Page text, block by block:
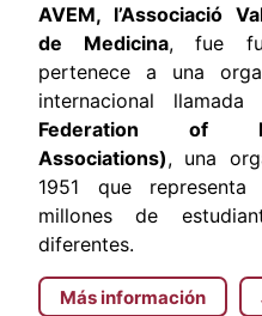
AVEM, l’Associació
de Medicina, fue
pertenece a una
internacional llamada
Federation of
Associations), una
1951 que
millones de
diferentes.
Más información